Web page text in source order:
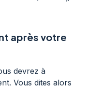
après votre
devrez à
Vous dites alors